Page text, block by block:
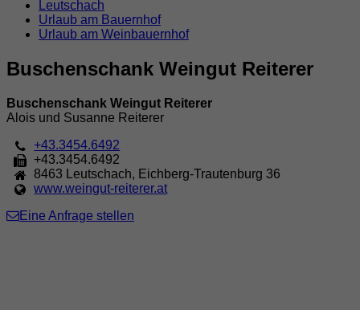
Leutschach
Urlaub am Bauernhof
Urlaub am Weinbauernhof
Buschenschank Weingut Reiterer
Buschenschank Weingut Reiterer
Alois und Susanne Reiterer
+43.3454.6492
+43.3454.6492
8463
Leutschach, Eichberg-Trautenburg 36
www.weingut-reiterer.at
Eine Anfrage stellen